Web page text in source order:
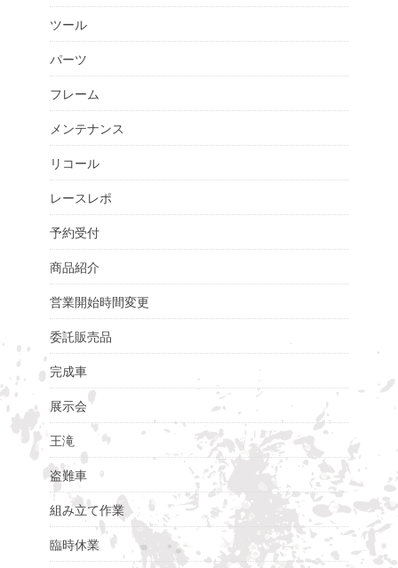
ツール
パーツ
フレーム
メンテナンス
リコール
レースレポ
予約受付
商品紹介
営業開始時間変更
委託販売品
完成車
展示会
王滝
盗難車
組み立て作業
臨時休業